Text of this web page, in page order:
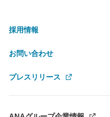
採用情報
お問い合わせ
プレスリリース